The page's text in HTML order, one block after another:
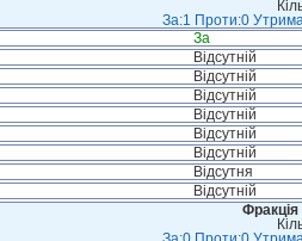
За:1 Проти:0
За
Відсутній
Відсутній
Відсутній
Відсутній
Відсутній
Відсутній
Відсутня
Відсутній
Фракція